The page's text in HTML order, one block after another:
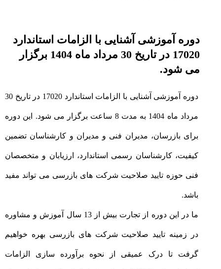
دوره آموزشی آشنایی با الزامات استاندارد
17020 در تاریخ 30 مرداد ماه 1404 برگزار
می شود.
دوره آموزشی آشنایی با الزامات استاندارد 17020 در تاریخ 30
مرداد ماه 1404 به مدت 8 ساعت برگزار می شود. این دوره
برای بازرسان، مدیران فنی و مدیران و کارشناسان تضمین
کیفیت، کارشناسان رسمی استاندارد، ارزیابان و متخصصان
فنی حوزه تایید صلاحیت شرکت های بازرسی می تواند مفید
باشد.
ما در این دوره از تجارت بیش از 13 سال آموزش و مشاوره
در زمینه تایید صلاحیت شرکت های بازرسی بهره خواهیم
گرفت تا درک عمیقی از نحوه برآورده سازی الزامات